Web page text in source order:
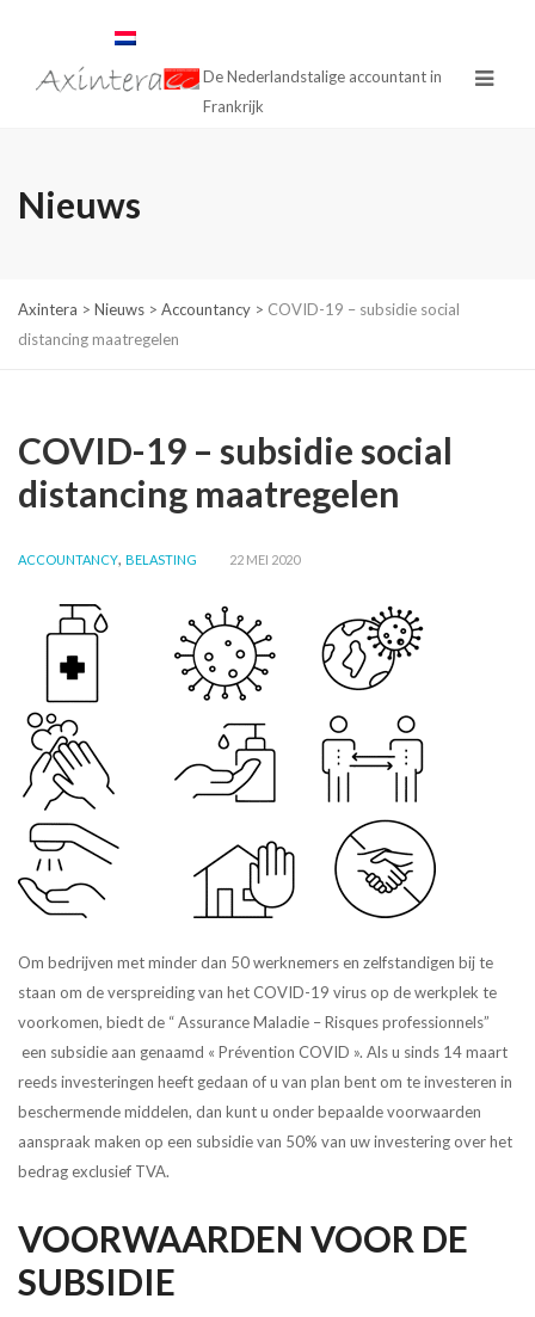
De Nederlandstalige accountant in
Frankrijk
Nieuws
Axintera > Nieuws > Accountancy > COVID-19 – subsidie social
distancing maatregelen
COVID-19 – subsidie social
distancing maatregelen
ACCOUNTANCY, BELASTING 22 MEI 2020
Om bedrijven met minder dan 50 werknemers en zelfstandigen bij te
staan om de verspreiding van het COVID-19 virus op de werkplek te
voorkomen, biedt de “ Assurance Maladie – Risques professionnels”
een subsidie aan genaamd « Prévention COVID ». Als u sinds 14 maart
reeds investeringen heeft gedaan of u van plan bent om te investeren in
beschermende middelen, dan kunt u onder bepaalde voorwaarden
aanspraak maken op een subsidie ​​van 50% van uw investering over het
bedrag exclusief TVA.
VOORWAARDEN VOOR DE
SUBSIDIE